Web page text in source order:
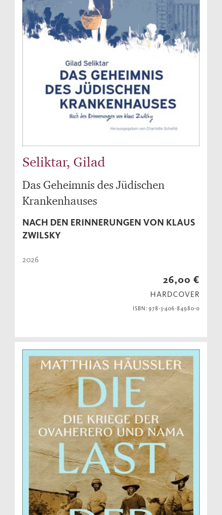
Seliktar, Gilad
Das Geheimnis des Jüdischen
Krankenhauses
NACH DEN ERINNERUNGEN VON KLAUS
ZWILSKY
2026
26,00 €
HARDCOVER
ISBN: 978-3-406-84980-0